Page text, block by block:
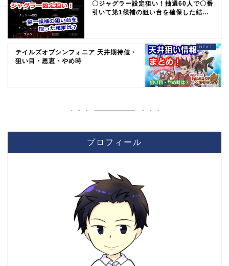
〇ジャグラー設定狙い！抽選60人で〇番
引いて第1候補の狙い台を確保した結...
テイルズオブシンフォニア 天井期待値・
狙い目・恩恵・やめ時
プロフィール